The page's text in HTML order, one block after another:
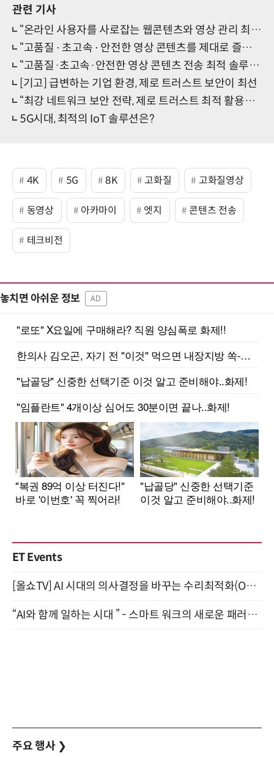
관련 기사
“온라인 사용자를 사로잡는 웹콘텐츠와 영상 관리 최적 활용법” 온라인 세미나 개최
“고품질 ⋅ 초고속 ⋅ 안전한 영상 콘텐츠를 제대로 즐기려면?” 온라인 세미나 개최
“고품질·초고속·안전한 영상 콘텐츠 전송 최적 솔루션” 온라인 세미나 개최
[기고] 급변하는 기업 환경, 제로 트러스트 보안이 최선
“최강 네트워크 보안 전략, 제로 트러스트 최적 활용법” 온라인 세미나 개최
5G시대, 최적의 IoT 솔루션은?
4K 5G 8K 고화질 고화질영상
동영상 아카마이 엣지 콘텐츠 전송
테크비전
놓치면 아쉬운 정보 AD
ET Events
[올쇼TV] AI 시대의 의사결정을 바꾸는 수리최적화(Optimization) 소개 (8/20 생방송)
“AI와 함께 일하는 시대 ” - 스마트 워크의 새로운 패러다임 (9/11)
주요 행사 ❯